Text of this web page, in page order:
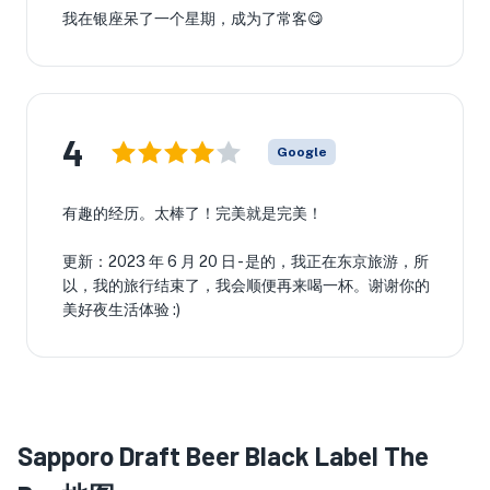
我在银座呆了一个星期，成为了常客😋
4 Google
有趣的经历。太棒了！完美就是完美！
更新：2023 年 6 月 20 日 - 是的，我正在东京旅游，所
以，我的旅行结束了，我会顺便再来喝一杯。谢谢你的
美好夜生活体验 :)
Sapporo Draft Beer Black Label The